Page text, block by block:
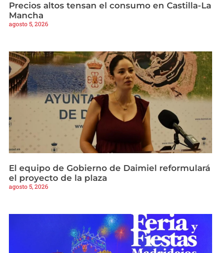
Precios altos tensan el consumo en Castilla-La
Mancha
agosto 5, 2026
El equipo de Gobierno de Daimiel reformulará
el proyecto de la plaza
agosto 5, 2026